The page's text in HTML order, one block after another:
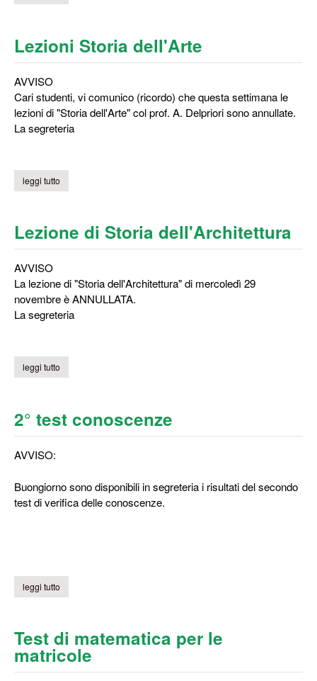
Lezioni Storia dell'Arte
AVVISO
Cari studenti, vi comunico (ricordo) che questa settimana le
lezioni di "Storia dell'Arte" col prof. A. Delpriori sono annullate.
La segreteria
leggi tutto
Lezione di Storia dell'Architettura
AVVISO
La lezione di "Storia dell'Architettura" di mercoledì 29
novembre è ANNULLATA.
La segreteria
leggi tutto
2° test conoscenze
AVVISO:
Buongiorno sono disponibili in segreteria i risultati del secondo
test di verifica delle conoscenze.
leggi tutto
Test di matematica per le
matricole